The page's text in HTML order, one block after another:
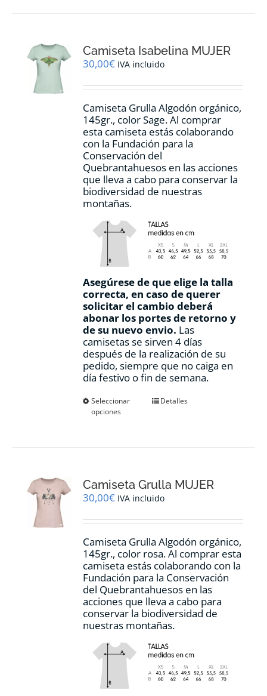
se
pueden
en
página
de
producto
Camiseta Isabelina MUJER
30,00€ IVA incluido
Camiseta Grulla Algodón orgánico,
145gr., color Sage. Al comprar
esta camiseta estás colaborando
con la Fundación para la
Conservación del
Quebrantahuesos en las acciones
que lleva a cabo para conservar la
biodiversidad de nuestras
montañas.
Asegúrese de que elige la talla
correcta, en caso de querer
solicitar el cambio deberá
abonar los portes de retorno y
de su nuevo envio. Las
camisetas se sirven 4 días
después de la realización de su
pedido, siempre que no caiga en
día festivo o fin de semana.
Seleccionar
opciones
Este
se
pueden
en
página
de
producto
Detalles
Camiseta Grulla MUJER
30,00€ IVA incluido
Camiseta Grulla Algodón orgánico,
145gr., color rosa. Al comprar esta
camiseta estás colaborando con la
Fundación para la Conservación
del Quebrantahuesos en las
acciones que lleva a cabo para
conservar la biodiversidad de
nuestras montañas.